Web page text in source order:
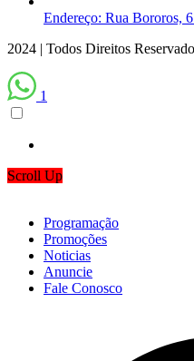
Endereço: Rua Bororos,
2024 | Todos Direitos
1
Scroll Up
Programação
Promoções
Noticias
Anuncie
Fale Conosco